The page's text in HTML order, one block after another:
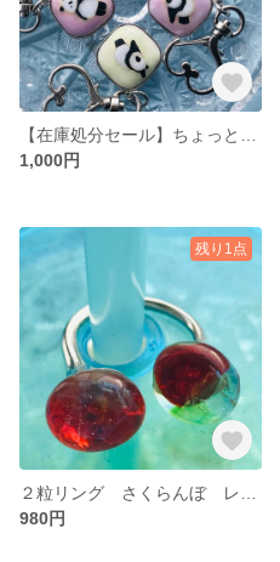
1,000円
残り1点
980円